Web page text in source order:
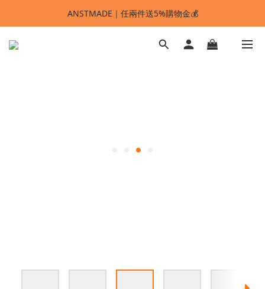
ANSTMADE｜任兩件送5%購物金💰
🚩 【SELECT服飾】1件95折、2件88折